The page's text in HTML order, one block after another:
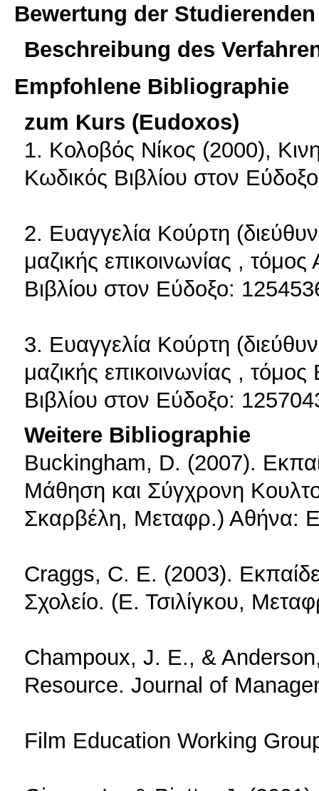
Bewertung der Studierenden
Beschreibung des
Empfohlene Bibliographie
zum Kurs (Eudoxos)
1. Κολοβός Νίκος (2000),
Κωδικός Βιβλίου στον
2. Ευαγγελία Κούρτη
μαζικής επικοινωνίας ,
Βιβλίου στον Εύδοξο:
3. Ευαγγελία Κούρτη
μαζικής επικοινωνίας ,
Βιβλίου στον Εύδοξο:
Weitere Bibliographie
Buckingham, D. (2007).
Μάθηση και Σύγχρονη
Σκαρβέλη, Μεταφρ.) Αθήνα:
Craggs, C. E. (2003).
Σχολείο. (Ε. Τσιλίγκου,
Champoux, J. E., &
Resource. Journal of
Film Education Working